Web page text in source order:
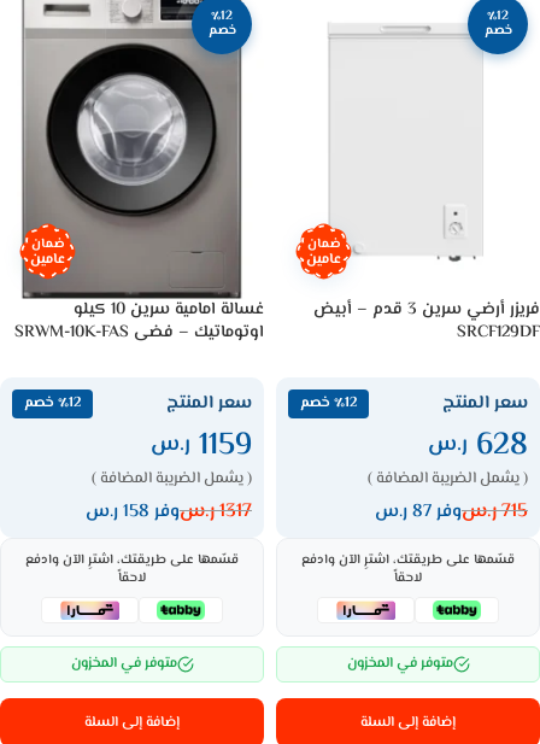
٪12
خصم
ضمان
عامين
فريزر أرضي سرين 3 قدم – أبيض
SRCF129DF
سعر المنتج ٪12 خصم
628 ر.س
( يشمل الضريبة المضافة )
715ر.سوفر 87 ر.س
قسّمها على طريقتك، اشترِ الآن وادفع
لاحقاً
متوفر في المخزون
إضافة إلى السلة
٪12
خصم
ضمان
عامين
غسالة امامية سرين 10 كيلو
اوتوماتيك – فضى SRWM-10K-FAS
سعر المنتج ٪12 خصم
1159 ر.س
( يشمل الضريبة المضافة )
1317ر.سوفر 158 ر.س
قسّمها على طريقتك، اشترِ الآن وادفع
لاحقاً
متوفر في المخزون
إضافة إلى السلة